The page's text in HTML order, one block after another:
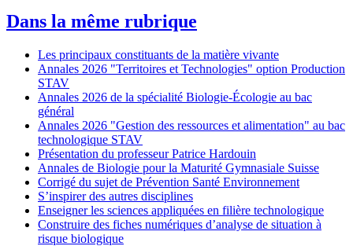
Dans la même rubrique
Les principaux constituants de la matière vivante
Annales 2026 "Territoires et Technologies" option Production
STAV
Annales 2026 de la spécialité Biologie-Écologie au bac
général
Annales 2026 "Gestion des ressources et alimentation" au bac
technologique STAV
Présentation du professeur Patrice Hardouin
Annales de Biologie pour la Maturité Gymnasiale Suisse
Corrigé du sujet de Prévention Santé Environnement
S’inspirer des autres disciplines
Enseigner les sciences appliquées en filière technologique
Construire des fiches numériques d’analyse de situation à
risque biologique